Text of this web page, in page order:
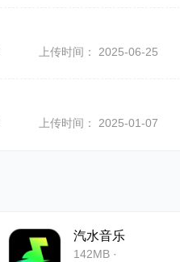
上传时间： 2025-06-25
上传时间： 2025-01-07
汽水音乐
142MB ·